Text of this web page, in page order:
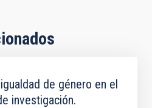
de género en el
investigación.